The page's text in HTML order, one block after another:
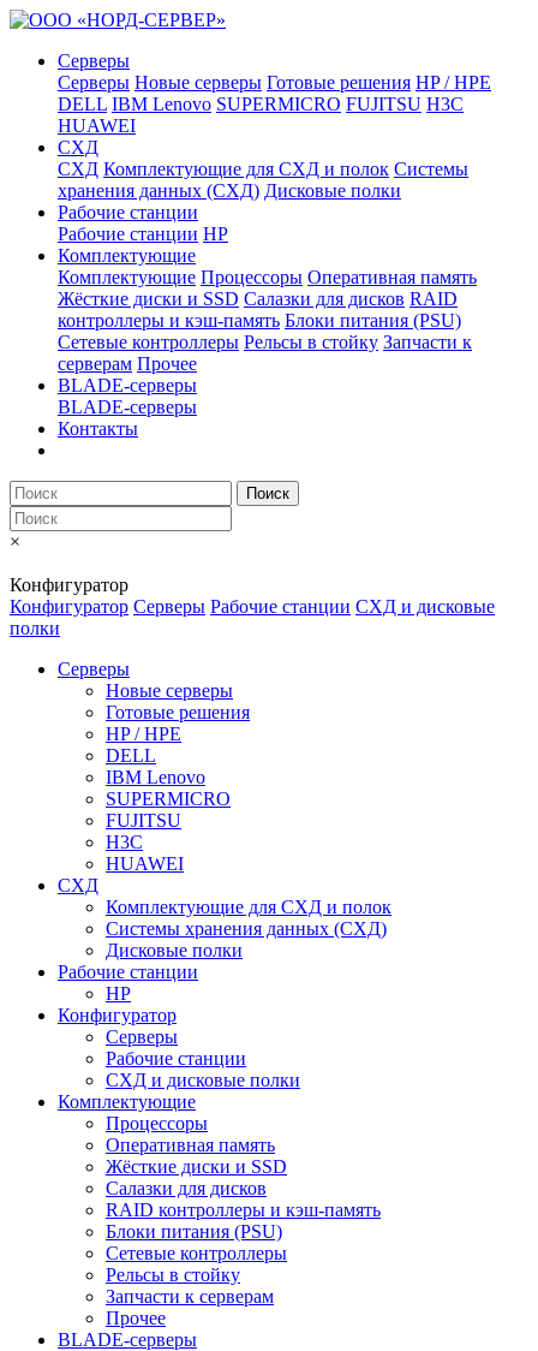
Серверы
Серверы Новые серверы Готовые решения HP / HPE
DELL IBM Lenovo SUPERMICRO FUJITSU H3C
HUAWEI
СХД
СХД Комплектующие для СХД и полок Системы
хранения данных (СХД) Дисковые полки
Рабочие станции
Рабочие станции HP
Комплектующие
Комплектующие Процессоры Оперативная память
Жёсткие диски и SSD Салазки для дисков RAID
контроллеры и кэш-память Блоки питания (PSU)
Сетевые контроллеры Рельсы в стойку Запчасти к
серверам Прочее
BLADE-серверы
BLADE-серверы
Контакты
Поиск
×
Конфигуратор
Конфигуратор Серверы Рабочие станции СХД и дисковые
полки
Серверы
Новые серверы
Готовые решения
HP / HPE
DELL
IBM Lenovo
SUPERMICRO
FUJITSU
H3C
HUAWEI
СХД
Комплектующие для СХД и полок
Системы хранения данных (СХД)
Дисковые полки
Рабочие станции
HP
Конфигуратор
Серверы
Рабочие станции
СХД и дисковые полки
Комплектующие
Процессоры
Оперативная память
Жёсткие диски и SSD
Салазки для дисков
RAID контроллеры и кэш-память
Блоки питания (PSU)
Сетевые контроллеры
Рельсы в стойку
Запчасти к серверам
Прочее
BLADE-серверы